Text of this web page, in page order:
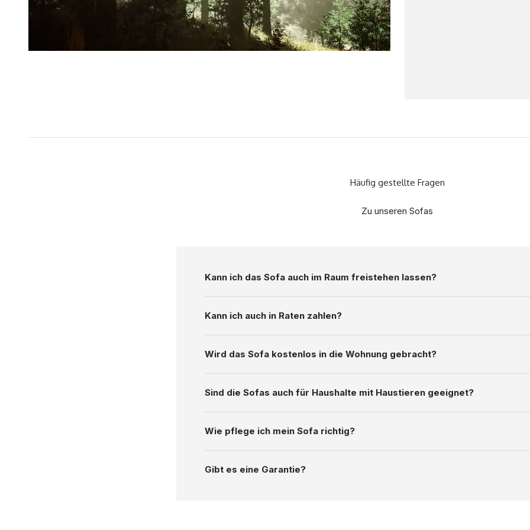
Häufig gestellte Fragen
Zu unseren Sofas
Kann ich das Sofa auch im Raum freistehen lassen?
Kann ich auch in Raten zahlen?
Wird das Sofa kostenlos in die Wohnung gebracht?
Sind die Sofas auch für Haushalte mit Haustieren geeignet?
Wie pflege ich mein Sofa richtig?
Gibt es eine Garantie?